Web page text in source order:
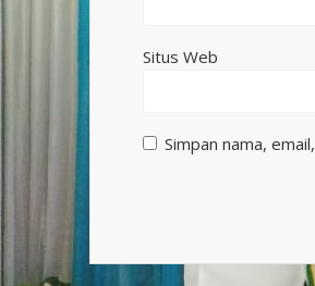
Situs Web
Simpan nama,